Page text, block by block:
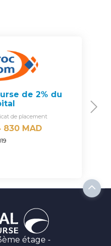
de 2% du
de placement
830 MAD
étage -